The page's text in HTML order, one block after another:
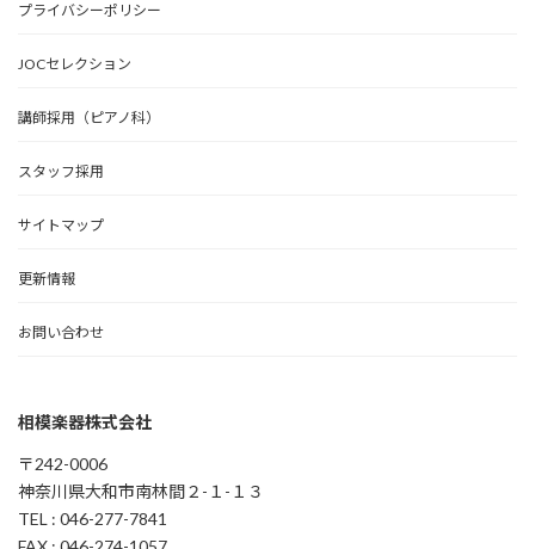
プライバシーポリシー
JOCセレクション
講師採用（ピアノ科）
スタッフ採用
サイトマップ
更新情報
お問い合わせ
相模楽器株式会社
〒242-0006
神奈川県大和市南林間２-１-１３
TEL : 046-277-7841